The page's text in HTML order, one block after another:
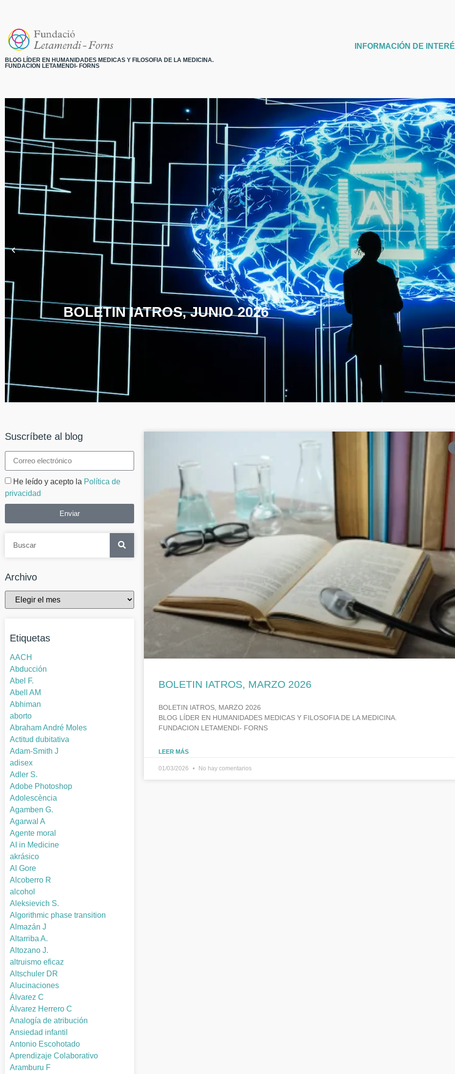
BLOG LÍDER EN HUMANIDADES MEDICAS Y FILOSOFIA DE LA MEDICINA.
FUNDACION LETAMENDI- FORNS
INFORMACIÓN DE
BOLETIN IATROS, JUNIO 2026
Suscríbete al blog
He leído y acepto la Política de
privacidad
Enviar
Archivo
Etiquetas
AACH
Abducción
Abel F.
Abell AM
Abhiman
aborto
Abraham André Moles
Actitud dubitativa
Adam-Smith J
adisex
Adler S.
Adobe Photoshop
Adolescència
Agamben G.
Agarwal A
Agente moral
AI in Medicine
akrásico
Al Gore
Alcoberro R
alcohol
Aleksievich S.
Algorithmic phase transition
Almazán J
Altarriba A.
Altozano J.
altruismo eficaz
Altschuler DR
Alucinaciones
Álvarez C
Álvarez Herrero C
Analogía de atribución
Ansiedad infantil
Antonio Escohotado
Aprendizaje Colaborativo
Aramburu F
BOLETIN IATROS, MARZO 2026
BOLETIN IATROS, MARZO 2026
BLOG LÍDER EN HUMANIDADES MEDICAS Y FILOSOFIA DE LA MEDICINA.
FUNDACION LETAMENDI- FORNS
LEER MÁS
01/03/2026 No hay comentarios